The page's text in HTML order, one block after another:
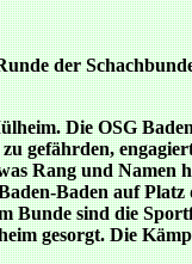
der
Die OSG
gefährden,
Rang und
Baden auf
Bunde sind die
gesorgt. Die